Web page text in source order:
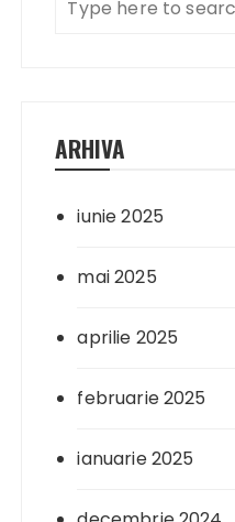
ARHIVA
iunie 2025
mai 2025
aprilie 2025
februarie 2025
ianuarie 2025